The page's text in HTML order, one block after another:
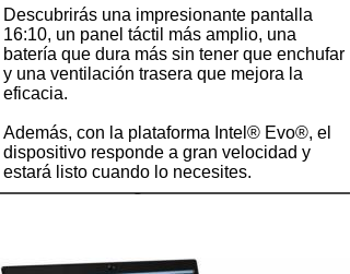
Descubrirás una impresionante pantalla
16:10, un panel táctil más amplio, una
batería que dura más sin tener que enchufar
y una ventilación trasera que mejora la
eficacia.
Además, con la plataforma Intel® Evo®, el
dispositivo responde a gran velocidad y
estará listo cuando lo necesites.